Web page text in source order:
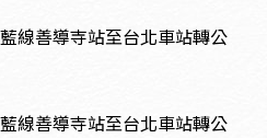
線善導寺站至台北車站轉公
線善導寺站至台北車站轉公